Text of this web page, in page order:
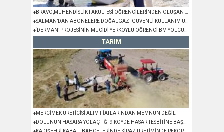
TARIM
♦MERCİMEK ÜRETİCİSİ ALIM FİATLARINDAN MEMNUN DEĞİL